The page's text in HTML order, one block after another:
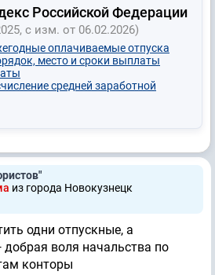
Российской Федерации
с изм. от 06.02.2026)
оплачиваемые отпуска
место и сроки выплаты
средней заработной
из города Новокузнецк
одни отпускные, а
воля начальства по
конторы